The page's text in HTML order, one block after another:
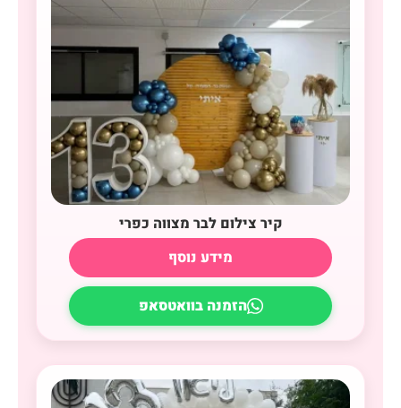
קיר צילום לבר מצווה כפרי
מידע נוסף
הזמנה בוואטסאפ